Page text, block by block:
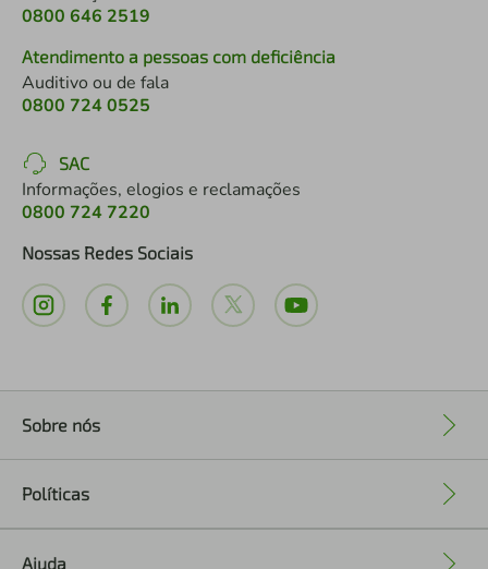
0800 646 2519
Atendimento a pessoas com deficiência
Auditivo ou de fala
0800 724 0525
SAC
Informações, elogios e reclamações
0800 724 7220
Nossas Redes Sociais
Sobre nós
Políticas
Ajuda